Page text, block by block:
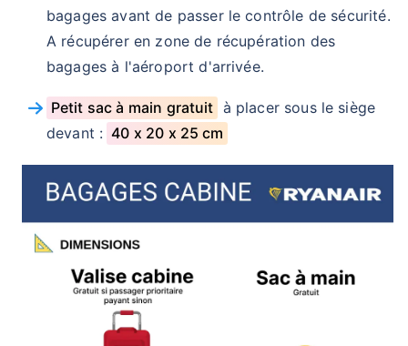
bagages avant de passer le contrôle de sécurité.
A récupérer en zone de récupération des
bagages à l'aéroport d'arrivée.
Petit sac à main gratuit à placer sous le siège
devant : 40 x 20 x 25 cm